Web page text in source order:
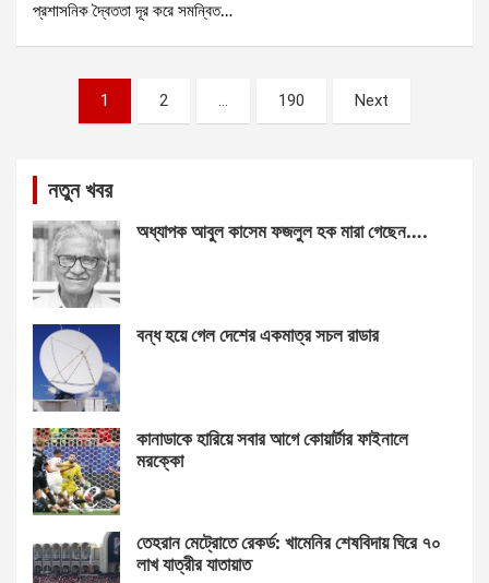
প্রশাসনিক দ্বৈততা দূর করে সমন্বিত…
pagination
1 2 … 190 Next
নতুন খবর
অধ্যাপক আবুল কাসেম ফজলুল হক মারা গেছেন….
বন্ধ হয়ে গেল দেশের একমাত্র সচল রাডার
কানাডাকে হারিয়ে সবার আগে কোয়ার্টার ফাইনালে
মরক্কো
তেহরান মেট্রোতে রেকর্ড: খামেনির শেষবিদায় ঘিরে ৭০
লাখ যাত্রীর যাতায়াত